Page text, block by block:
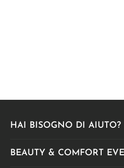
HAI BISOGNO DI AIUTO?
BEAUTY & COMFORT